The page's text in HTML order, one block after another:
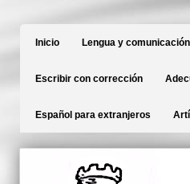
Inicio Lengua y comunicación
Escribir con corrección
Español para extranjeros